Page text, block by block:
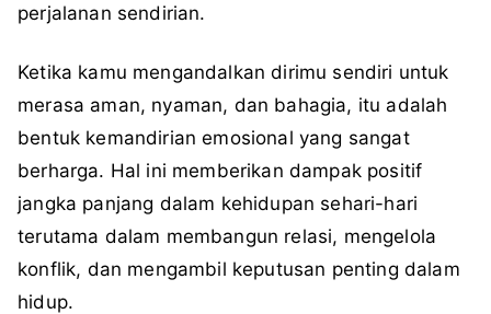
perjalanan sendirian.
Ketika kamu mengandalkan dirimu sendiri untuk
merasa aman, nyaman, dan bahagia, itu adalah
bentuk kemandirian emosional yang sangat
berharga. Hal ini memberikan dampak positif
jangka panjang dalam kehidupan sehari-hari
terutama dalam membangun relasi, mengelola
konflik, dan mengambil keputusan penting dalam
hidup.